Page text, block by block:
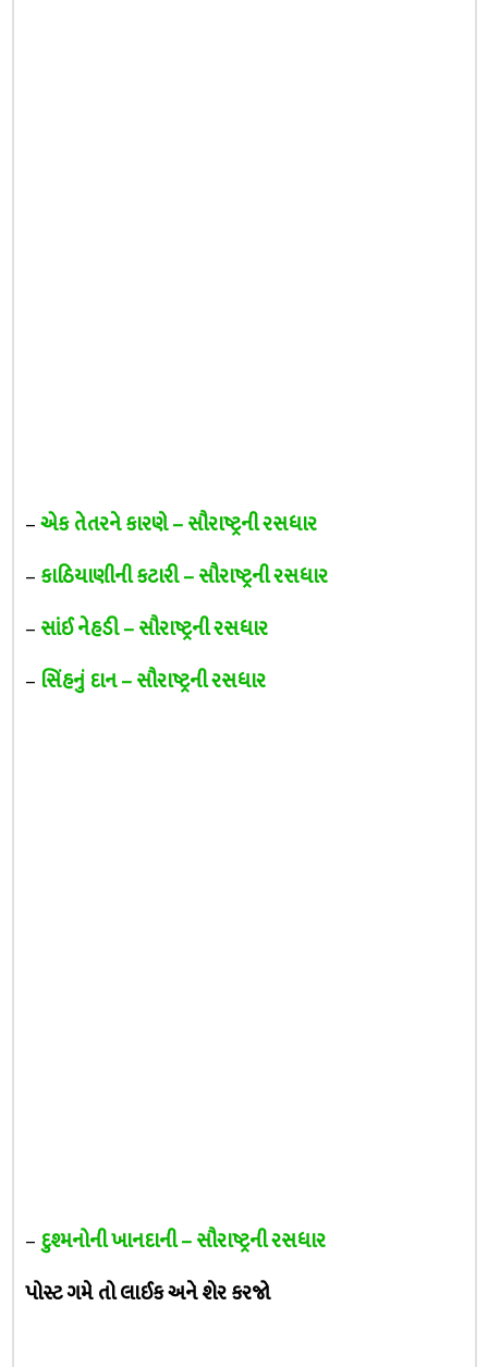
–એક તેતરને કારણે – સૌરાષ્ટ્રની રસધાર
–કાઠિયાણીની કટારી – સૌરાષ્ટ્રની રસધાર
–સાંઈ નેહડી – સૌરાષ્ટ્રની રસધાર
– સિંહનું દાન – સૌરાષ્ટ્રની રસધાર
–દુશ્મનોની ખાનદાની – સૌરાષ્ટ્રની રસધાર
પોસ્ટ ગમે તો લાઈક અને શેર કરજો